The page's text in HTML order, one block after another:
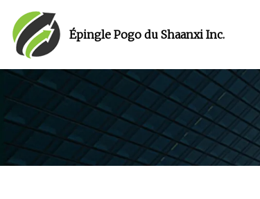
Épingle Pogo du Shaanxi Inc.